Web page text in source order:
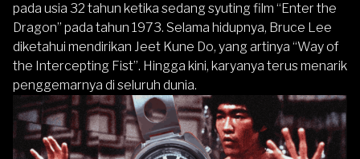
pada usia 32 tahun ketika sedang syuting film “Enter the
Dragon” pada tahun 1973. Selama hidupnya, Bruce Lee
diketahui mendirikan Jeet Kune Do, yang artinya “Way of
the Intercepting Fist”. Hingga kini, karyanya terus menarik
penggemarnya di seluruh dunia.